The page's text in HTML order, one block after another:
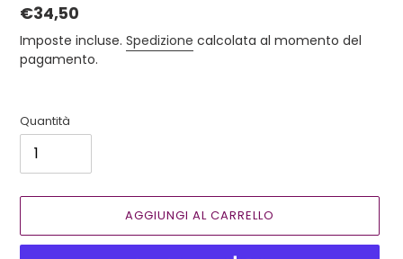
Prezzo
di
listino
€34,50
Imposte incluse. Spedizione calcolata al momento del
pagamento.
Quantità
AGGIUNGI AL CARRELLO